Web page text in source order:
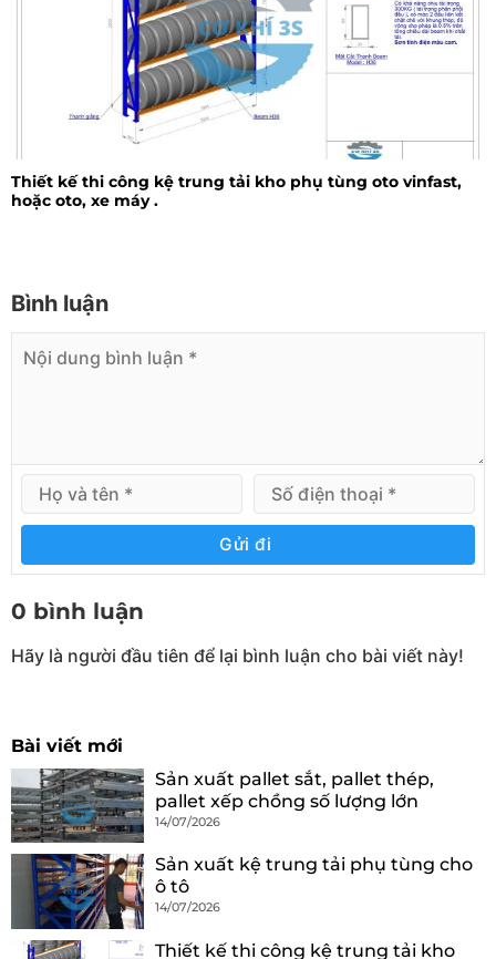
Thiết kế thi công kệ trung tải kho phụ tùng oto vinfast,
hoặc oto, xe máy .
Bình luận
Gửi đi
0 bình luận
Hãy là người đầu tiên để lại bình luận cho bài viết này!
Bài viết mới
Sản xuất pallet sắt, pallet thép,
pallet xếp chồng số lượng lớn
14/07/2026
Sản xuất kệ trung tải phụ tùng cho
ô tô
14/07/2026
Thiết kế thi công kệ trung tải kho